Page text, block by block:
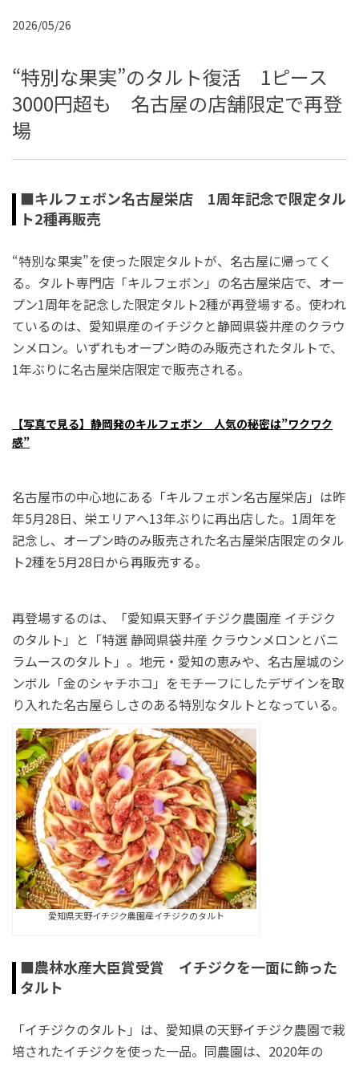
2026/05/26
“特別な果実”のタルト復活 1ピース
3000円超も 名古屋の店舗限定で再登
場
■キルフェボン名古屋栄店 1周年記念で限定タル
ト2種再販売
“特別な果実”を使った限定タルトが、名古屋に帰ってく
る。タルト専門店「キルフェボン」の名古屋栄店で、オー
プン1周年を記念した限定タルト2種が再登場する。使われ
ているのは、愛知県産のイチジクと静岡県袋井産のクラウ
ンメロン。いずれもオープン時のみ販売されたタルトで、
1年ぶりに名古屋栄店限定で販売される。
【写真で見る】静岡発のキルフェボン 人気の秘密は”ワクワク
感”
名古屋市の中心地にある「キルフェボン名古屋栄店」は昨
年5月28日、栄エリアへ13年ぶりに再出店した。1周年を
記念し、オープン時のみ販売された名古屋栄店限定のタル
ト2種を5月28日から再販売する。
再登場するのは、「愛知県天野イチジク農園産 イチジク
のタルト」と「特選 静岡県袋井産 クラウンメロンとバニ
ラムースのタルト」。地元・愛知の恵みや、名古屋城のシ
ンボル「金のシャチホコ」をモチーフにしたデザインを取
り入れた名古屋らしさのある特別なタルトとなっている。
愛知県天野イチジク農園産イチジクのタルト
■農林水産大臣賞受賞 イチジクを一面に飾った
タルト
「イチジクのタルト」は、愛知県の天野イチジク農園で栽
培されたイチジクを使った一品。同農園は、2020年の